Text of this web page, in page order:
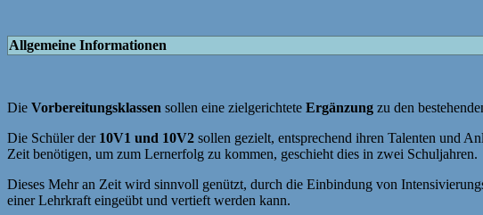
Allgemeine Informationen
Die Vorbereitungsklassen sollen eine zielgerichtete Ergänzung zu den
Die Schüler der 10V1 und 10V2 sollen gezielt, entsprechend ihren Talenten und
Zeit benötigen, um zum Lernerfolg zu kommen, geschieht dies in zwei Schuljahren.
Dieses Mehr an Zeit wird sinnvoll genützt, durch die Einbindung von
einer Lehrkraft eingeübt und vertieft werden kann.